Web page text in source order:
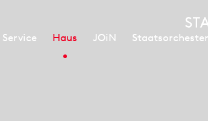
Service Haus JOiN Staatsorchester